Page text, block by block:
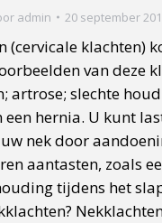
admin 20 september
(cervicale klachten)
van deze
artrose; slechte
een hernia. U kunt
nek door
aantasten, zoals
tijdens het